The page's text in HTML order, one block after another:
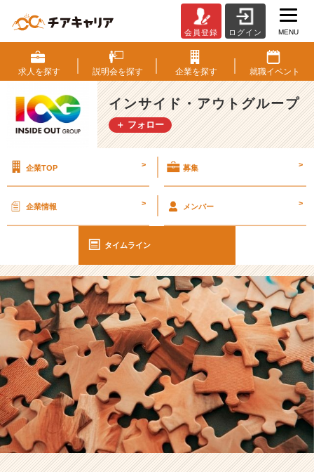
O
G
っ
て
ナ
ニ？】
う
し
ま
た
か？
👀
【イ
ン
サ
イ
ア
ウ
ト
グ
ル
会員登録 ログイン MENU
求人を探す 説明会を探す 企業を探す 就職イベント
インサイド・アウトグループ
＋ フォロー
企業TOP > 募集 >
企業情報 > メンバー >
タイムライン